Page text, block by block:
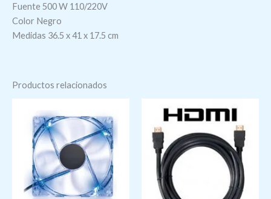
Fuente 500 W 110/220V
Color Negro
Medidas 36.5 x 41 x 17.5 cm
Productos relacionados